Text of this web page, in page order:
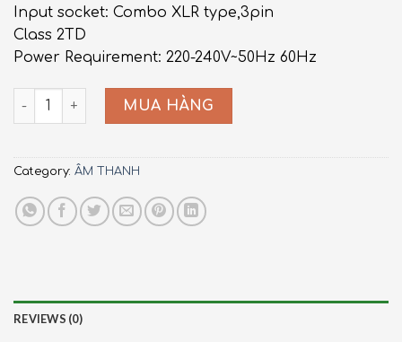
Input socket: Combo XLR type,3pin
Class 2TD
Power Requirement: 220-240V~50Hz 60Hz
TD-2800 quantity
MUA HÀNG
Category: ÂM THANH
REVIEWS (0)